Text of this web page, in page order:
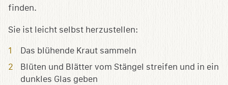
finden.
Sie ist leicht selbst herzustellen:
Das blühende Kraut sammeln
Blüten und Blätter vom Stängel streifen und in ein
dunkles Glas geben